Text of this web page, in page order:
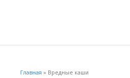
Главная » Вредные каши